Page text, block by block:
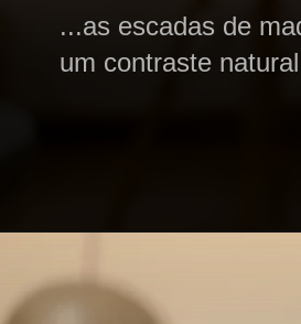
...as escadas de
um contraste natural